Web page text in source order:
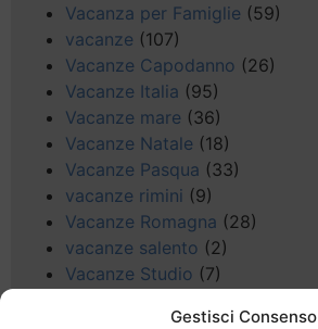
Gestisci Consenso
Vacanza per Famiglie (59)
vacanze (107)
Vacanze Capodanno (26)
Vacanze Italia (95)
Vacanze mare (36)
Vacanze Natale (18)
Vacanze Pasqua (33)
vacanze rimini (9)
Vacanze Romagna (28)
vacanze salento (2)
Vacanze Studio (7)